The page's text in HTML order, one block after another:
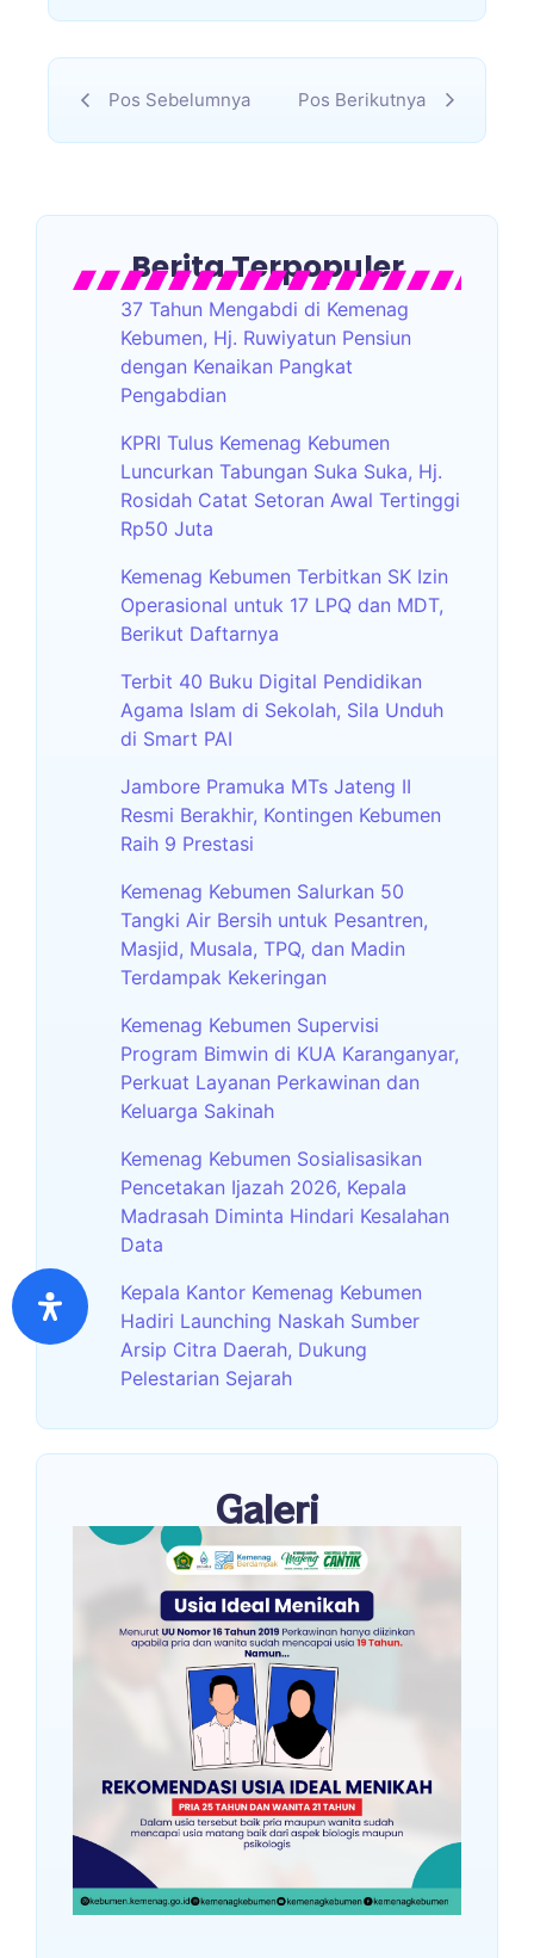
Pos Sebelumnya Pos Berikutnya
Berita Terpopuler
37 Tahun Mengabdi di Kemenag
Kebumen, Hj. Ruwiyatun Pensiun
dengan Kenaikan Pangkat
Pengabdian
KPRI Tulus Kemenag Kebumen
Luncurkan Tabungan Suka Suka, Hj.
Rosidah Catat Setoran Awal Tertinggi
Rp50 Juta
Kemenag Kebumen Terbitkan SK Izin
Operasional untuk 17 LPQ dan MDT,
Berikut Daftarnya
Terbit 40 Buku Digital Pendidikan
Agama Islam di Sekolah, Sila Unduh
di Smart PAI
Jambore Pramuka MTs Jateng II
Resmi Berakhir, Kontingen Kebumen
Raih 9 Prestasi
Kemenag Kebumen Salurkan 50
Tangki Air Bersih untuk Pesantren,
Masjid, Musala, TPQ, dan Madin
Terdampak Kekeringan
Kemenag Kebumen Supervisi
Program Bimwin di KUA Karanganyar,
Perkuat Layanan Perkawinan dan
Keluarga Sakinah
Kemenag Kebumen Sosialisasikan
Pencetakan Ijazah 2026, Kepala
Madrasah Diminta Hindari Kesalahan
Data
Kepala Kantor Kemenag Kebumen
Hadiri Launching Naskah Sumber
Arsip Citra Daerah, Dukung
Pelestarian Sejarah
Galeri